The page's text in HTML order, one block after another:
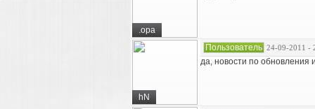
.opa
hN
Пользователь 24-09-2011 -
да, новости по обновления